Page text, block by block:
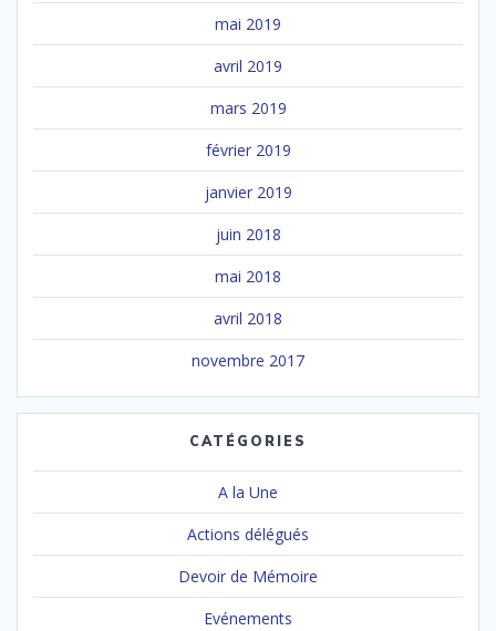
mai 2019
avril 2019
mars 2019
février 2019
janvier 2019
juin 2018
mai 2018
avril 2018
novembre 2017
CATÉGORIES
A la Une
Actions délégués
Devoir de Mémoire
Evénements